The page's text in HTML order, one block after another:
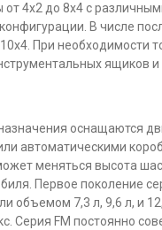
4х2 до 8х4 с
В числе
При необходимости
ящиков и
оснащаются
автоматическими
меняться высота
Первое поколение
объемом 7,3 л, 9,6 л, и
Серия FM постоянно